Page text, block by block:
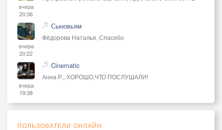
вчера
20:36
вчера
20:22
Сыновьям
Фёдорова Наталья, Спасибо
вчера
19:38
Cinematic
Анна Р., ХОРОШО,ЧТО ПОСЛУШАЛИ!
ПОЛЬЗОВАТЕЛИ ОНЛАЙН